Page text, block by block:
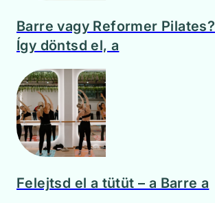
Barre vagy Reformer Pilates?
Így döntsd el, a
Felejtsd el a tütüt – a Barre a